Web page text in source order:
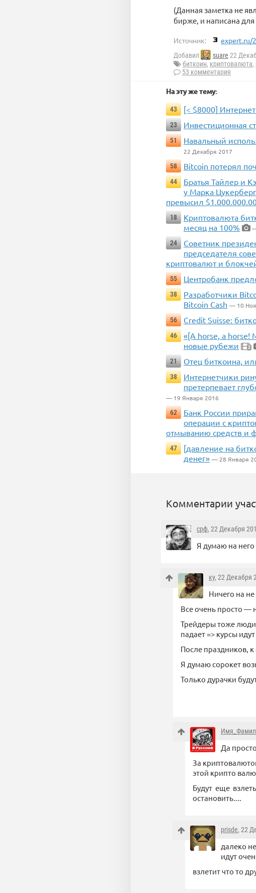
(Данная заметка не
бирже, и написана
Источник: expert.ru/
Добавил suare 22
биткоин, криптовалюта,
53 комментария
На эту же тему:
43 [< $8000]
23
Инвестиционная
51
Навальный
22 Декабря 2017
58
Bitcoin потерял
44
Братья Тайлер и
у Марка
превысил
18
Криптовалюта
месяц на 100%
24
Советник
председателя
криптовалют и
55
Центробанк
38
Разработчики
Bitcoin Cash — 10
56
Credit Suisse:
46
«[A horse, a horse!
новые рубежи
2
21
Отец биткоина,
38
Интернетчики
претерпевает
— 19 Января 2016
62
Банк России
операции с
отмыванию средств и
47
[давление на
денег» — 28 Января
Комментарии
срф, 22 Декабря
Я думаю на
ку, 22 Декабря
Ничего на
Все очень просто —
Трейдеры тоже
падает => курсы
После праздников,
Я думаю сорокет
Только дурачки
Да
За
этой крипто
Будут еще
остановить....
prisde, 22
далеко
идут
взлетит что то